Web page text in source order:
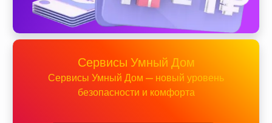
Сервисы Умный Дом
Сервисы Умный Дом — новый уровень
безопасности и комфорта